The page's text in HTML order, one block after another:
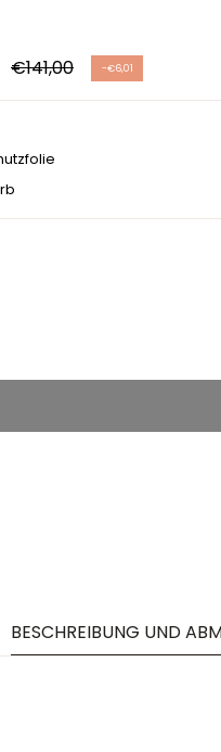
€141,00 -€6,01
BESCHREIBUNG UND